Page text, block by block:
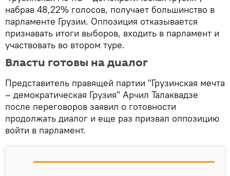
набрав 48,22% голосов, получает большинство в
парламенте Грузии. Оппозиция отказывается
признавать итоги выборов, входить в парламент и
участвовать во втором туре.
Власти готовы на диалог
Представитель правящей партии "Грузинская мечта
– демократическая Грузия" Арчил Талаквадзе
после переговоров заявил о готовности
продолжать диалог и еще раз призвал оппозицию
войти в парламент.